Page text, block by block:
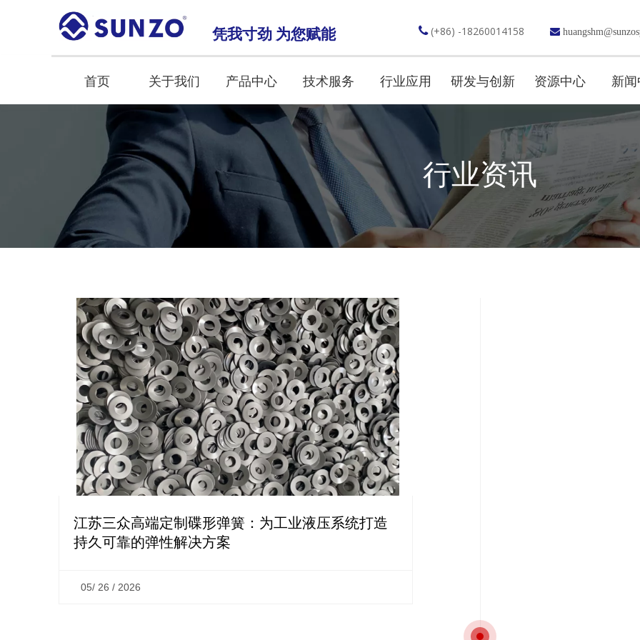
凭我寸劲 为您赋能  (+86) -18260014158 
首页 关于我们 产品中心 技术服务 行业应用 研发与创新 资源中心 新
行业资讯
江苏三众高端定制碟形弹簧：为工业液压系统打造
持久可靠的弹性解决方案
05/ 26 / 2026